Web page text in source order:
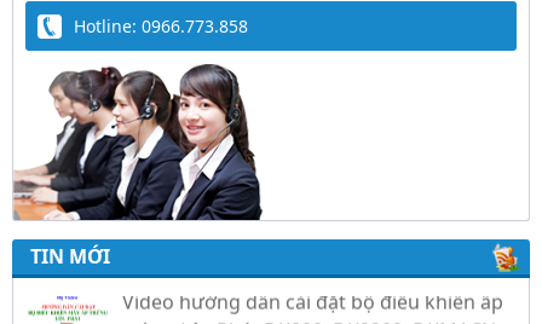
Hotline: 0966.773.858
TIN MỚI
Trứng Giả Lộc Phát Có Nước - Giải Pháp Ấp
Hiệu Quả Cho Gà, Vịt, Bồ Câu
Video hướng dẫn cài đặt bộ điều khiển ấp
trứng Lộc Phát ĐK880, DK2200, ĐKMACN,
ĐK2200